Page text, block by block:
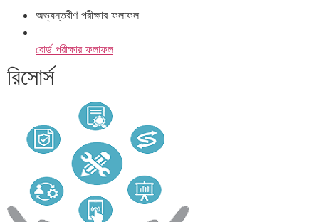
অভ্যন্তরীণ পরীক্ষার ফলাফল
বোর্ড পরীক্ষার ফলাফল
রিসোর্স